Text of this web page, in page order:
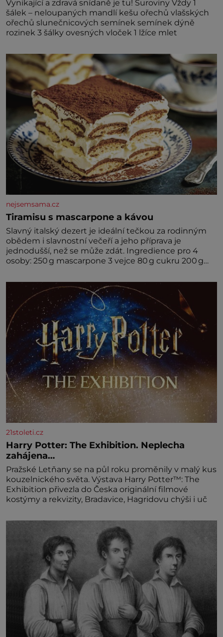
Vynikající a zdravá snídaně je tu! Suroviny Vždy 1
šálek – neloupaných mandlí kešu ořechů vlašských
ořechů slunečnicových semínek semínek dýně
rozinek 3 šálky ovesných vloček 1 lžíce mlet
nejsemsama.cz
Tiramisu s mascarpone a kávou
Slavný italský dezert je ideální tečkou za rodinným
obědem i slavnostní večeří a jeho příprava je
jednodušší, než se může zdát. Ingredience pro 4
osoby: 250 g mascarpone 3 vejce 80 g cukru 200 g
amaretta kakao na posypání Postup: Oddělte
žloutky od bílků. Žloutky vyšlehejte s cukrem do
světlé pěny a postupně do nich vmíchejte
mascarpone, aby vznikl hladký
21stoleti.cz
Harry Potter: The Exhibition. Neplecha
zahájena…
Pražské Letňany se na půl roku proměnily v malý kus
kouzelnického světa. Výstava Harry Potter™: The
Exhibition přivezla do Česka originální filmové
kostýmy a rekvizity, Bradavice, Hagridovu chýši i uč